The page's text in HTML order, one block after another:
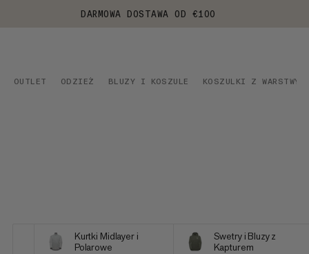
DARMOWA DOSTAWA OD €100
OUTLET ODZIEŻ BLUZY I KOSZULE KOSZULKI Z WARSTWY
Kurtki Midlayer i
Polarowe
Swetry i Bluzy z
Kapturem